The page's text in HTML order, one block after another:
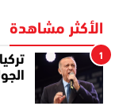
الأكثر مشاهدة
1